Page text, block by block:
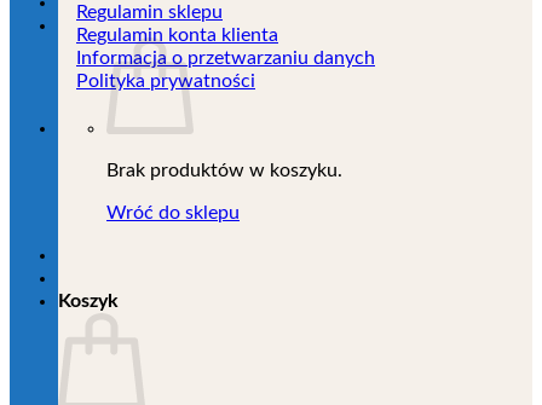
Brak produktów w koszyku.
Wróć do sklepu
Koszyk
Regulamin sklepu
Regulamin konta klienta
Informacja o przetwarzaniu danych
Polityka prywatności